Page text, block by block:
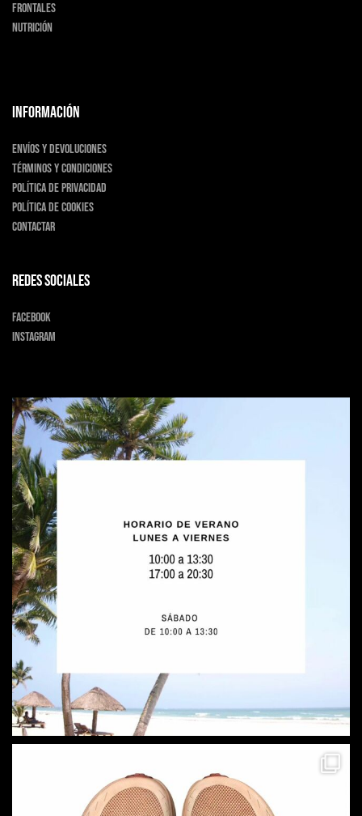
Frontales
Nutrición
INFORMACIÓN
Envíos y devoluciones
Términos y condiciones
Política de privacidad
Política de cookies
Contactar
Redes sociales
Facebook
Instagram